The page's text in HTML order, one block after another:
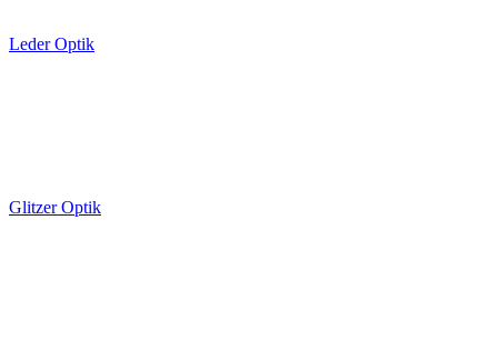
Leder Optik
Glitzer Optik